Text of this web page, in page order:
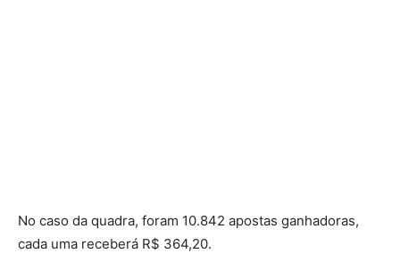
No caso da quadra, foram 10.842 apostas ganhadoras,
cada uma receberá R$ 364,20.